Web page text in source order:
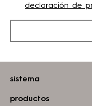
declaración de
sistema
productos